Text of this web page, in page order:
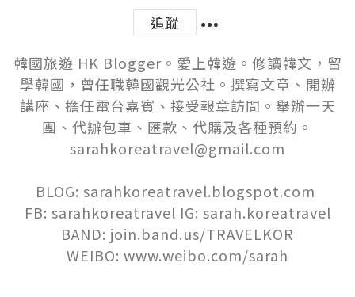
追蹤
韓國旅遊 HK Blogger。愛上韓遊。修讀韓文，留
學韓國，曾任職韓國觀光公社。撰寫文章、開辦
講座、擔任電台嘉賓、接受報章訪問。舉辦一天
團、代辦包車、匯款、代購及各種預約。
sarahkoreatravel@gmail.com
BLOG: sarahkoreatravel.blogspot.com
FB: sarahkoreatravel IG: sarah.koreatravel
BAND: join.band.us/TRAVELKOR
WEIBO: www.weibo.com/sarah